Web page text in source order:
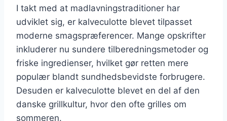
I takt med at madlavningstraditioner har
udviklet sig, er kalveculotte blevet tilpasset
moderne smagspræferencer. Mange opskrifter
inkluderer nu sundere tilberedningsmetoder og
friske ingredienser, hvilket gør retten mere
populær blandt sundhedsbevidste forbrugere.
Desuden er kalveculotte blevet en del af den
danske grillkultur, hvor den ofte grilles om
sommeren.